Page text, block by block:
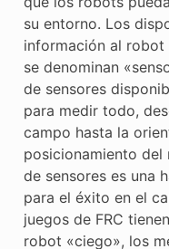
su entorno. Los
información al robot
se denominan
de sensores
para medir todo,
campo hasta la
posicionamiento del
de sensores es una
para el éxito en el
juegos de FRC
robot «ciego», los